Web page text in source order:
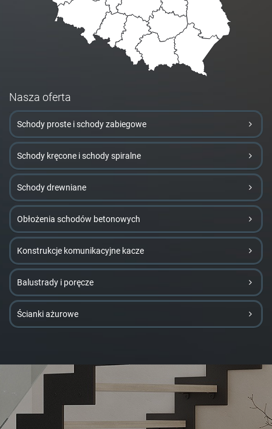
Nasza oferta
Schody proste i schody zabiegowe
Schody kręcone i schody spiralne
Schody drewniane
Obłożenia schodów betonowych
Konstrukcje komunikacyjne kacze
Balustrady i poręcze
Ścianki ażurowe